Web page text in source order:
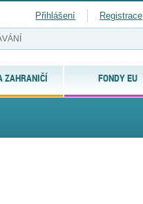
ZAHRANIČÍ FONDY EU
Přihlášení Registrace